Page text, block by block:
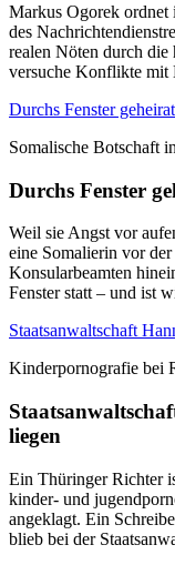
Markus Ogorek ordnet
des
realen Nöten durch
versuche Konflikte mit
Durchs Fenster
Somalische Botschaft
Durchs Fenster
Weil sie Angst vor
eine Somalierin vor
Konsularbeamten
Fenster statt – und ist
Staatsanwaltschaft
Kinderpornografie bei
liegen
Ein Thüringer Richter
kinder- und
angeklagt. Ein
blieb bei der